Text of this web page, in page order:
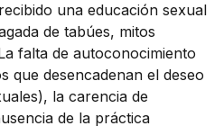
una educación sexual
de tabúes, mitos
falta de autoconocimiento
que desencadenan el deseo
la carencia de
de la práctica